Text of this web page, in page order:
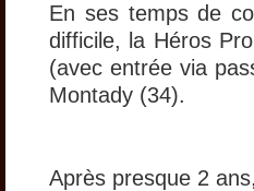
En ses temps de
difficile, la Héros
(avec entrée via
Montady (34).
Après presque 2